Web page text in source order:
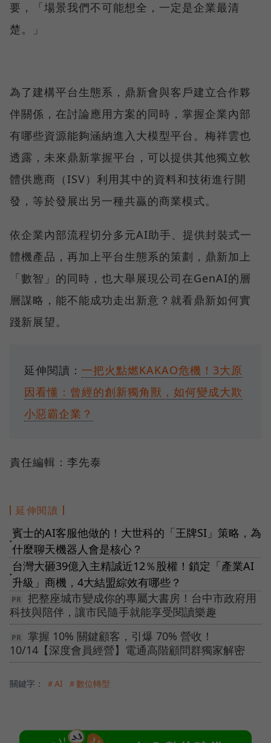
要，「場景我們不可能想全，一定是企業最清
楚。」
為了建構平台生態系，鼎新會與客戶建立合作夥
伴關係，在討論應用方案的同時，掌握企業內部
有哪些資源能夠涵納進入大模型平台。梅祥雲也
透露，未來鼎新掌握平台，可以提供其他獨立軟
體供應商（ISV）利用其中的資料和技術進行開
發，等於發展出另一種共贏的商業模式。
依企業內部流程切分多元AI助手、提供封裝式一
體機產品，再加上平台生態系的策劃，鼎新加上
「數智」的同時，也大舉展現公司在GenAI的層
層謀略，能不能成功走出新意？就看鼎新如何實
踐新展望。
延伸閱讀： 一把火點燃KAKAO危機！3大原
因看懂：曾經的創新獨角獸，如何變成大欺
小惡霸企業？
責任編輯：李先泰
延伸閱讀
●
賓士的AI客服他做的！大世科的「王牌SI」策略，為
什麼聊天機器人會是核心？
●
台灣大砸39億入主精誠近12％股權！鎖定「產業AI
升級」商機，4大結盟綜效有哪些？
把整座城市變成你的專屬大書房！台中市政府用
科技與陪伴，讓市民隨手就能享受閱讀樂趣
掌握 10% 關鍵顧客，引爆 70% 營收！
10/14【深度會員經營】電通高階顧問群獨家解密
關鍵字： ＃AI ＃數位轉型